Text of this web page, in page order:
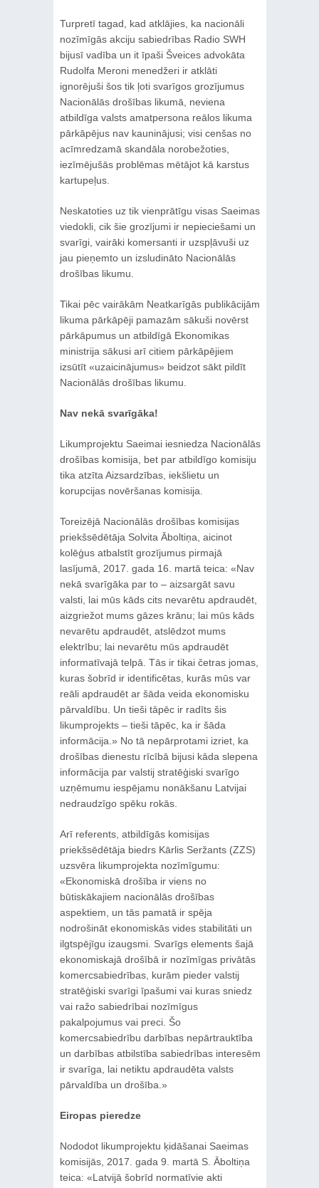
Turpretī tagad, kad atklājies, ka nacionāli
nozīmīgās akciju sabiedrības Radio SWH
bijusī vadība un it īpaši Šveices advokāta
Rudolfa Meroni menedžeri ir atklāti
ignorējuši šos tik ļoti svarīgos grozījumus
Nacionālās drošības likumā, neviena
atbildīga valsts amatpersona reālos likuma
pārkāpējus nav kauninājusi; visi cenšas no
acīmredzamā skandāla norobežoties,
iezīmējušās problēmas mētājot kā karstus
kartupeļus.
Neskatoties uz tik vienprātīgu visas Saeimas
viedokli, cik šie grozījumi ir nepieciešami un
svarīgi, vairāki komersanti ir uzspļāvuši uz
jau pieņemto un izsludināto Nacionālās
drošības likumu.
Tikai pēc vairākām Neatkarīgās publikācijām
likuma pārkāpēji pamazām sākuši novērst
pārkāpumus un atbildīgā Ekonomikas
ministrija sākusi arī citiem pārkāpējiem
izsūtīt «uzaicinājumus» beidzot sākt pildīt
Nacionālās drošības likumu.
Nav nekā svarīgāka!
Likumprojektu Saeimai iesniedza Nacionālās
drošības komisija, bet par atbildīgo komisiju
tika atzīta Aizsardzības, iekšlietu un
korupcijas novēršanas komisija.
Toreizējā Nacionālās drošības komisijas
priekšsēdētāja Solvita Āboltiņa, aicinot
kolēģus atbalstīt grozījumus pirmajā
lasījumā, 2017. gada 16. martā teica: «Nav
nekā svarīgāka par to – aizsargāt savu
valsti, lai mūs kāds cits nevarētu apdraudēt,
aizgriežot mums gāzes krānu; lai mūs kāds
nevarētu apdraudēt, atslēdzot mums
elektrību; lai nevarētu mūs apdraudēt
informatīvajā telpā. Tās ir tikai četras jomas,
kuras šobrīd ir identificētas, kurās mūs var
reāli apdraudēt ar šāda veida ekonomisku
pārvaldību. Un tieši tāpēc ir radīts šis
likumprojekts – tieši tāpēc, ka ir šāda
informācija.» No tā nepārprotami izriet, ka
drošības dienestu rīcībā bijusi kāda slepena
informācija par valstij stratēģiski svarīgo
uzņēmumu iespējamu nonākšanu Latvijai
nedraudzīgo spēku rokās.
Arī referents, atbildīgās komisijas
priekšsēdētāja biedrs Kārlis Seržants (ZZS)
uzsvēra likumprojekta nozīmīgumu:
«Ekonomiskā drošība ir viens no
būtiskākajiem nacionālās drošības
aspektiem, un tās pamatā ir spēja
nodrošināt ekonomiskās vides stabilitāti un
ilgtspējīgu izaugsmi. Svarīgs elements šajā
ekonomiskajā drošībā ir nozīmīgas privātās
komercsabiedrības, kurām pieder valstij
stratēģiski svarīgi īpašumi vai kuras sniedz
vai ražo sabiedrībai nozīmīgus
pakalpojumus vai preci. Šo
komercsabiedrību darbības nepārtrauktība
un darbības atbilstība sabiedrības interesēm
ir svarīga, lai netiktu apdraudēta valsts
pārvaldība un drošība.»
Eiropas pieredze
Nododot likumprojektu ķidāšanai Saeimas
komisijās, 2017. gada 9. martā S. Āboltiņa
teica: «Latvijā šobrīd normatīvie akti